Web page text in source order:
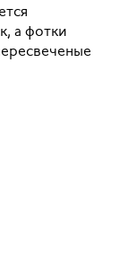
а фотки